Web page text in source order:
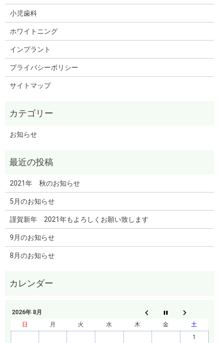
小児歯科
ホワイトニング
インプラント
プライバシーポリシー
サイトマップ
お知らせ
2021年 秋のお知らせ
5月のお知らせ
謹賀新年 2021年もよろしくお願い致します
9月のお知らせ
8月のお知らせ
2026年 8月
日
月 火 水 木 金
土
1